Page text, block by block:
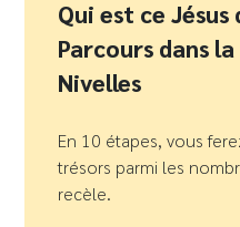
Qui est ce
Parcours dans
Nivelles
En 10 étapes, vous
trésors parmi les
recèle.